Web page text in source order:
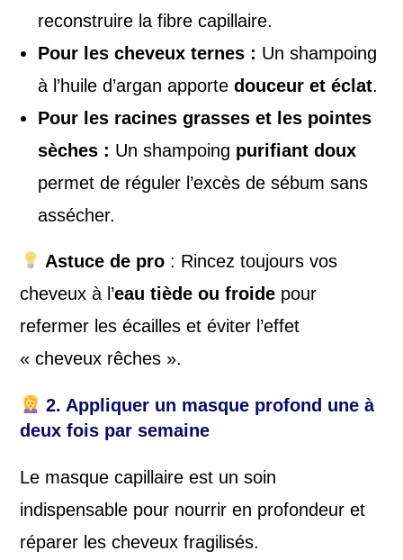
reconstruire la fibre capillaire.
Pour les cheveux ternes : Un shampoing
à l’huile d’argan apportedouceur et éclat.
Pour les racines grasses et les pointes
sèches : Un shampoing purifiant doux
permet de réguler l’excès de sébum sans
assécher.
Astuce de pro : Rincez toujours vos
cheveux à l’eau tiède ou froide pour
refermer les écailles et éviter l’effet
« cheveux rêches ».
2. Appliquer un masque profond une à
deux fois par semaine
Le masque capillaire est un soin
indispensable pour nourrir en profondeur et
réparer les cheveux fragilisés.